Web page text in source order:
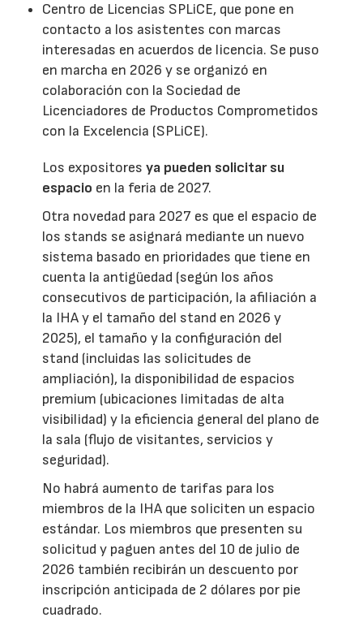
Centro de Licencias SPLiCE, que pone en
contacto a los asistentes con marcas
interesadas en acuerdos de licencia. Se puso
en marcha en 2026 y se organizó en
colaboración con la Sociedad de
Licenciadores de Productos Comprometidos
con la Excelencia (SPLiCE).
Los expositoresya pueden solicitar su
espacio en la feria de 2027.
Otra novedad para 2027 es que el espacio de
los stands se asignará mediante un nuevo
sistema basado en prioridades que tiene en
cuenta la antigüedad (según los años
consecutivos de participación, la afiliación a
la IHA y el tamaño del stand en 2026 y
2025), el tamaño y la configuración del
stand (incluidas las solicitudes de
ampliación), la disponibilidad de espacios
premium (ubicaciones limitadas de alta
visibilidad) y la eficiencia general del plano de
la sala (flujo de visitantes, servicios y
seguridad).
No habrá aumento de tarifas para los
miembros de la IHA que soliciten un espacio
estándar. Los miembros que presenten su
solicitud y paguen antes del 10 de julio de
2026 también recibirán un descuento por
inscripción anticipada de 2 dólares por pie
cuadrado.